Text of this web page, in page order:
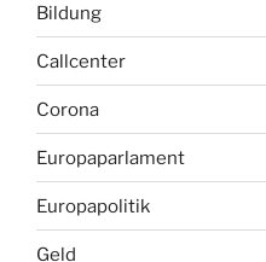
Bildung
Callcenter
Corona
Europaparlament
Europapolitik
Geld